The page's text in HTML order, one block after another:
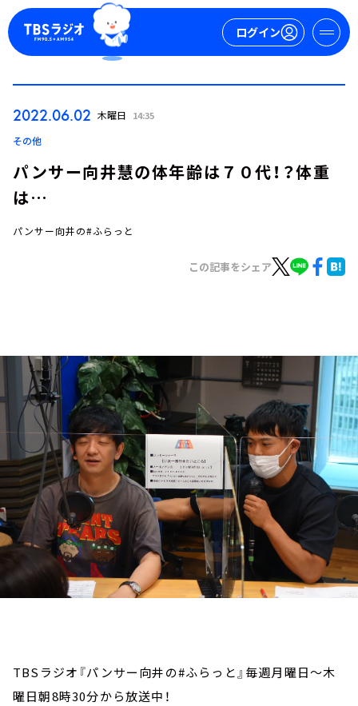
ログイン
お知らせ
イベント・グッズ
YouTube
会社情報
2022.06.02 木曜日 14:35
その他
パンサー向井慧の体年齢は７０代！？体重
は…
パンサー向井の#ふらっと
この記事をシェア
TBSラジオ『パンサー向井の#ふらっと』毎週月曜日～木
曜日朝8時30分から放送中！